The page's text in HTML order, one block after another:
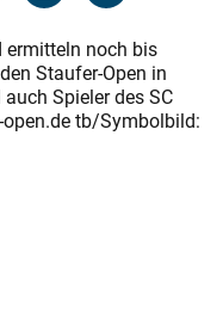
ermitteln noch bis
Staufer-Open in
Spieler des SC
tb/Symbolbild: